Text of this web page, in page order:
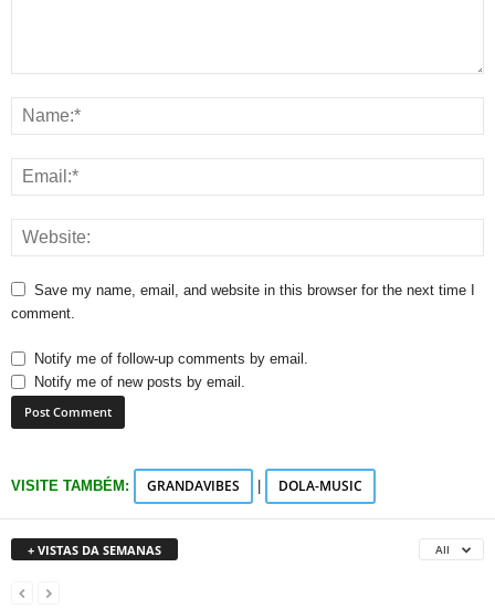
Save my name, email, and website in this browser for the next time I
comment.
Notify me of follow-up comments by email.
Notify me of new posts by email.
VISITE TAMBÉM: GRANDAVIBES DOLA-MUSIC
+ VISTAS DA SEMANAS All